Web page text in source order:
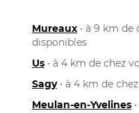
Mureaux • à 9 km de
disponibles
Us • à 4 km de chez
Sagy• à 4 km de
Meulan-en-Yvelines